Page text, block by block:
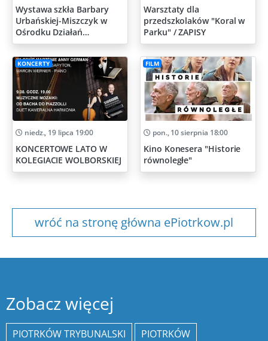
Wystawa szkła Barbary
Urbańskiej-Miszczyk w
Ośrodku Działań
Artystycznych
Warsztaty dla
przedszkolaków "Koral w
Parku" / ZAPISY
KONCERTY
niedz., 19 lipca 19:00
KONCERTOWE LATO W
KOLEGIACIE WOLBORSKIEJ
FILM
pon., 10 sierpnia 18:00
Kino Konesera "Historie
równoległe"
wróć na stronę główna ePiotrkow.pl
Zobacz więcej
PIOTRKÓW TRYBUNALSKI
PIOTRKÓW